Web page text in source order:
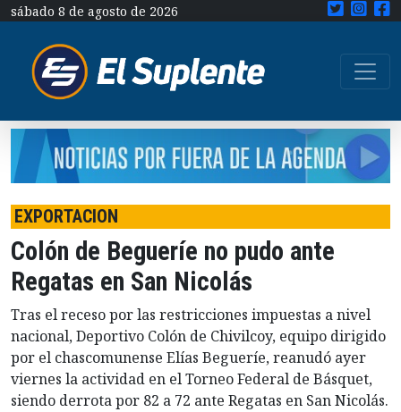
sábado 8 de agosto de 2026
EXPORTACION
Colón de Begueríe no pudo ante
Regatas en San Nicolás
Tras el receso por las restricciones impuestas a nivel
nacional, Deportivo Colón de Chivilcoy, equipo dirigido
por el chascomunense Elías Begueríe, reanudó ayer
viernes la actividad en el Torneo Federal de Básquet,
siendo derrota por 82 a 72 ante Regatas en San Nicolás.